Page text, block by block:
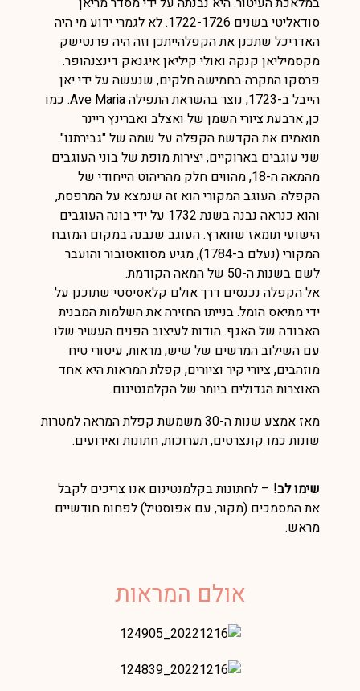
סודאליטי בשנים 1722-1726. לא לגמרי ידוע מי היה
האדריכל שתכנן את הקפלהייתכן וזה היה פרנטישק
מקסמיליאן קנקה ואולי קיליאן איגנאק דינצנהופר.
פרסקו התקרה בחמישה חלקים, שנעשה על ידי יאן
הייבל ב-1723, נוצר בהשראת התפילה Ave Maria. כמו
כן, ארבעת ציורי השמן של ואצלב ואברינץ ריינר
תואמים את הקדשת הקפלה על שמה של "גבירתנו".
שני עוגבים בארוקיים, יצירות מופת של בוני העוגבים
מהמאה ה-18, מהווים חלק מהריהוט הייחודי של
הקפלה. העוגב המקורי הוא זה שנמצא על המרפסת,
והוא כנראה נבנה בשנת 1732 על ידי בונה העוגבים
הישועי תומאז שווארץ. העוגב שנבנה במקום המזבח
המקורי (נעלם ב-1784), מגיע מסוואטובור והועבר
לשם בשנות ה-50 של המאה הקודמת.
אל הקפלה נכנסים דרך אולם קלאסיסטי שתוכנן על
ידי מתיאס הומל. בנייתו החזירה את השלמות המבנית
האבודה של האגף. הודות לעיצוב הפנים העשיר שלו
עם השילוב המרשים של שיש, מראות, עיטורי טיח
מוזהבים, ציורי קיר וציורים, קפלת המראות היא אחד
האוצרות הגדולים ביותר של הקלמנטינום.
מאז אמצע שנות ה-30 משמשת קפלת המראה למטרות
שונות כמו קונצרטים, תערוכות, חתונות ואירועים.
שימו לב! – לחתונות בקלמנטינום אנו צריכים לקבל
את המסמכים (מקור, עם אפוסטיל) לפחות חודשיים
מראש.
אולם המראות